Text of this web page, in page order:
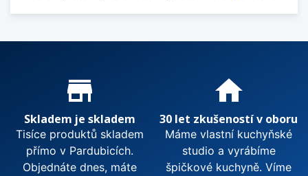
Proč nakupovat u nás?
store_mall_directory
Skladem je skladem
Tisíce produktů skladem
přímo v Pardubicích.
Objednáte dnes, máte
home
30 let zkušeností v oboru
Máme vlastní kuchyňské
studio a vyrábíme
špičkové kuchyně. Víme